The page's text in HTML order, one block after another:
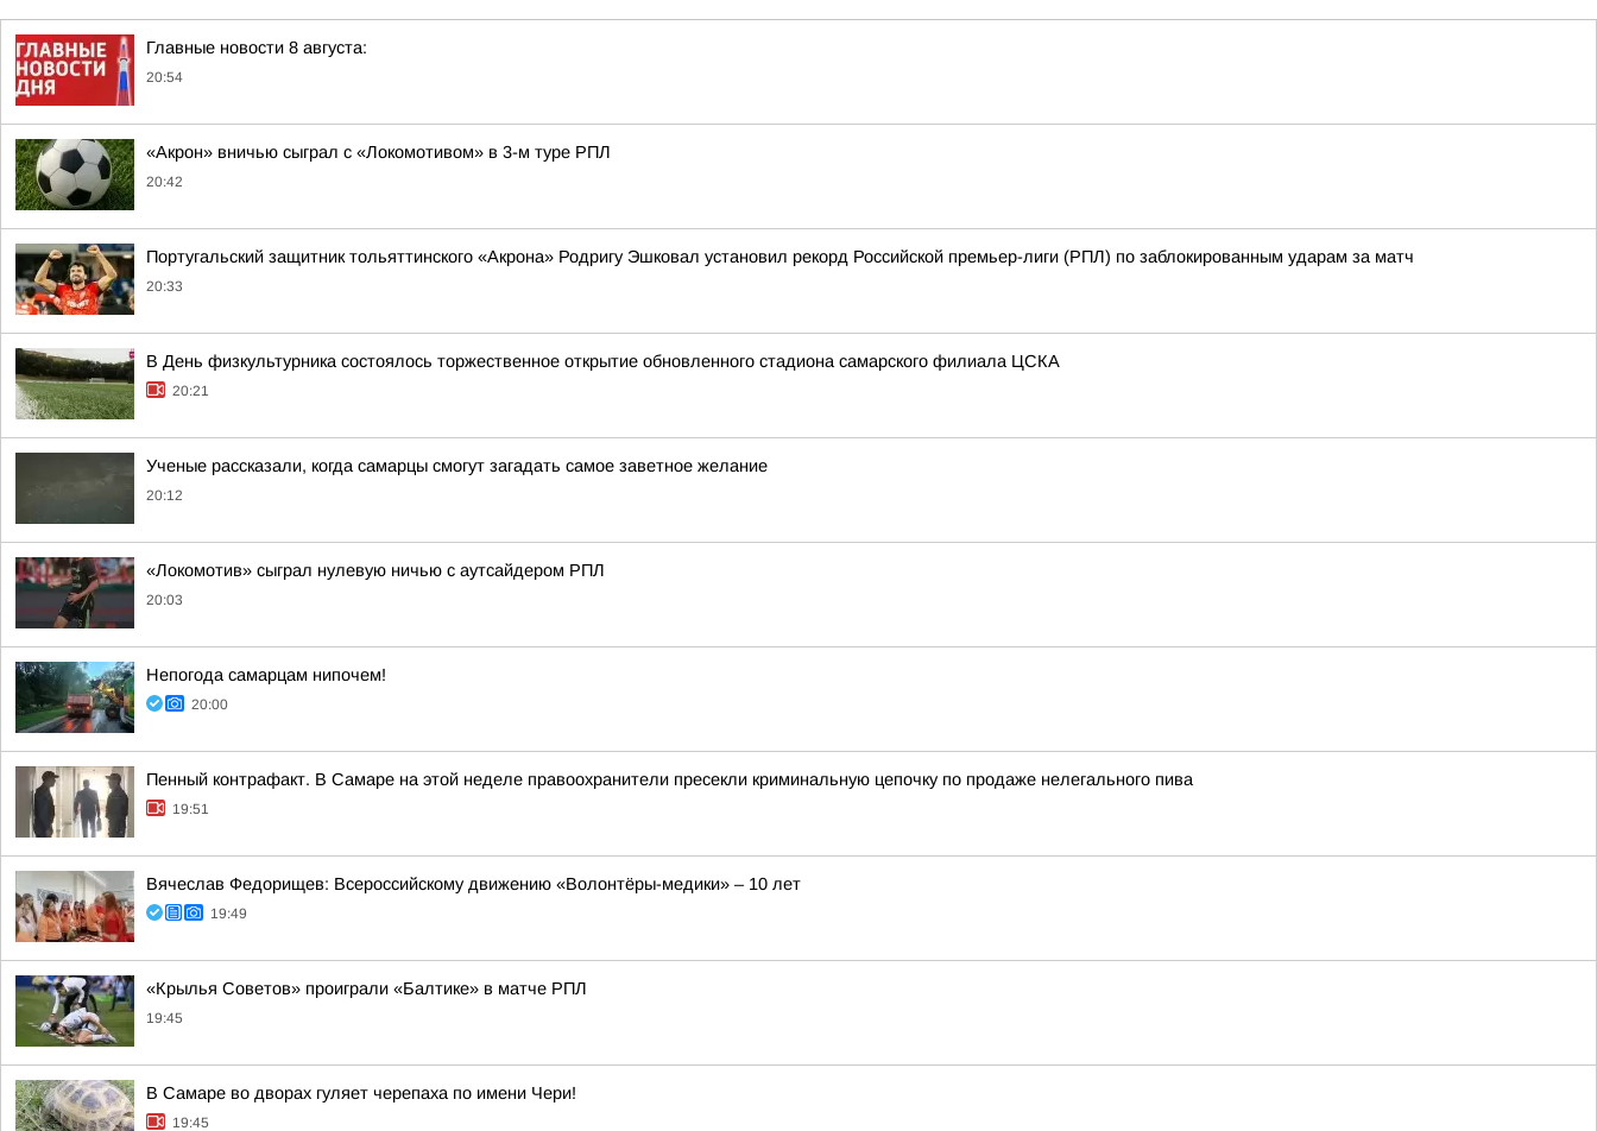
Главные новости 8 августа:
20:54
«Акрон» вничью сыграл с «Локомотивом» в 3-м туре РПЛ
20:42
Португальский защитник тольяттинского «Акрона» Родригу Эшковал установил рекорд Российской премьер-лиги (РПЛ) по заблокированным ударам за матч
20:33
В День физкультурника состоялось торжественное открытие обновленного стадиона самарского филиала ЦСКА
20:21
Ученые рассказали, когда самарцы смогут загадать самое заветное желание
20:12
«Локомотив» сыграл нулевую ничью с аутсайдером РПЛ
20:03
Непогода самарцам нипочем!
20:00
Пенный контрафакт. В Самаре на этой неделе правоохранители пресекли криминальную цепочку по продаже нелегального пива
19:51
Вячеслав Федорищев: Всероссийскому движению «Волонтёры-медики» – 10 лет
19:49
«Крылья Советов» проиграли «Балтике» в матче РПЛ
19:45
В Самаре во дворах гуляет черепаха по имени Чери!
19:45